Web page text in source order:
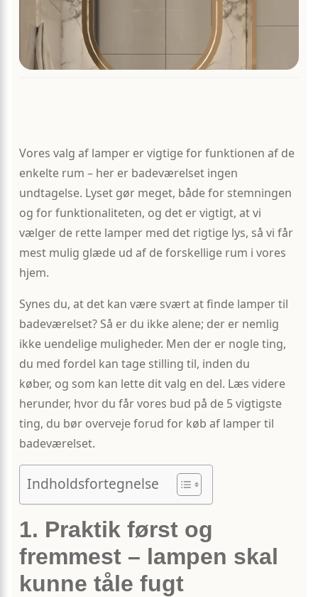
Vores valg af lamper er vigtige for funktionen af de
enkelte rum – her er badeværelset ingen
undtagelse. Lyset gør meget, både for stemningen
og for funktionaliteten, og det er vigtigt, at vi
vælger de rette lamper med det rigtige lys, så vi får
mest mulig glæde ud af de forskellige rum i vores
hjem.
Synes du, at det kan være svært at finde lamper til
badeværelset? Så er du ikke alene; der er nemlig
ikke uendelige muligheder. Men der er nogle ting,
du med fordel kan tage stilling til, inden du
køber, og som kan lette dit valg en del. Læs videre
herunder, hvor du får vores bud på de 5 vigtigste
ting, du bør overveje forud for køb af lamper til
badeværelset.
Indholdsfortegnelse
1. Praktik først og
fremmest – lampen skal
kunne tåle fugt